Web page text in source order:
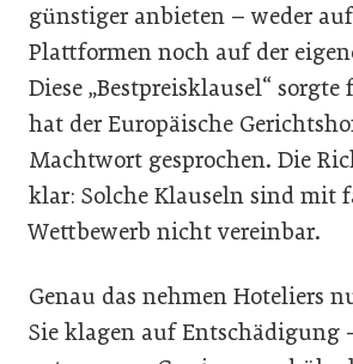
günstiger anbieten – weder
Plattformen noch auf der
Diese „Bestpreisklausel“
hat der Europäische
Machtwort gesprochen. Die
klar: Solche Klauseln sind mit
Wettbewerb nicht vereinbar.
Genau das nehmen Hoteliers
Sie klagen auf Entschädigung